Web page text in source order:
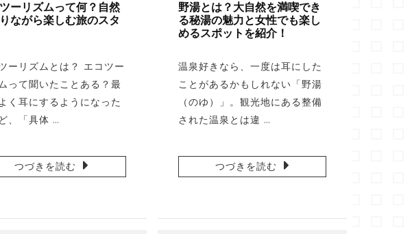
ーリズムって何？自然
ながら楽しむ旅のスタ
ーリズムとは？ エコツー
って聞いたことある？最
く耳にするようになった
、「具体 …
つづきを読む
野湯とは？大自然を満喫でき
る秘湯の魅力と女性でも楽し
めるスポットを紹介！
温泉好きなら、一度は耳にした
ことがあるかもしれない「野湯
（のゆ）」。観光地にある整備
された温泉とは違 …
つづきを読む